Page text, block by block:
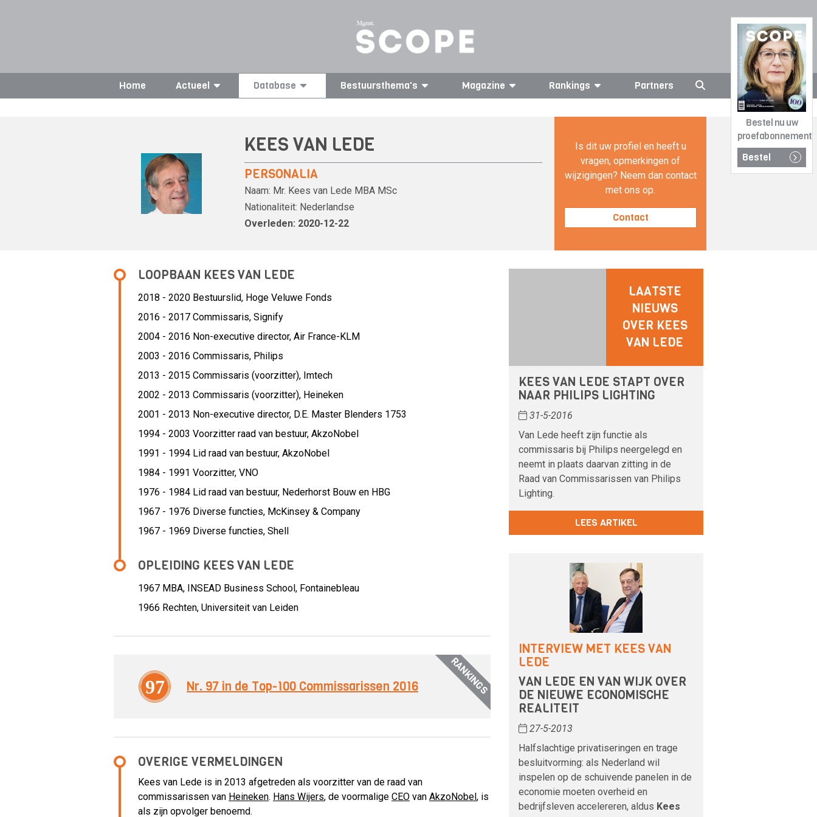
Bestel nu uw
proefabonnement
Bestel
Home Actueel Database Bestuursthema's Magazine Rankings Partners
KEES VAN LEDE
PERSONALIA
Naam: Mr. Kees van Lede MBA MSc
Nationaliteit: Nederlandse
Overleden: 2020-12-22
Is dit uw profiel en heeft u
vragen, opmerkingen of
wijzigingen? Neem dan contact
met ons op.
Contact
LOOPBAAN KEES VAN LEDE
2018 - 2020 Bestuurslid, Hoge Veluwe Fonds
2016 - 2017 Commissaris, Signify
2004 - 2016 Non-executive director, Air France-KLM
2003 - 2016 Commissaris, Philips
2013 - 2015 Commissaris (voorzitter), Imtech
2002 - 2013 Commissaris (voorzitter), Heineken
2001 - 2013 Non-executive director, D.E. Master Blenders 1753
1994 - 2003 Voorzitter raad van bestuur, AkzoNobel
1991 - 1994 Lid raad van bestuur, AkzoNobel
1984 - 1991 Voorzitter, VNO
1976 - 1984 Lid raad van bestuur, Nederhorst Bouw en HBG
1967 - 1976 Diverse functies, McKinsey & Company
1967 - 1969 Diverse functies, Shell
OPLEIDING KEES VAN LEDE
1967 MBA, INSEAD Business School, Fontainebleau
1966 Rechten, Universiteit van Leiden
RANKINGS
97 Nr. 97 in de Top-100 Commissarissen 2016
OVERIGE VERMELDINGEN
Kees van Lede is in 2013 afgetreden als voorzitter van de raad van
commissarissen van Heineken. Hans Wijers, de voormalige CEO van AkzoNobel, is
als zijn opvolger benoemd.
LAATSTE
NIEUWS
OVER KEES
VAN LEDE
KEES VAN LEDE STAPT OVER
NAAR PHILIPS LIGHTING
31-5-2016
Van Lede heeft zijn functie als
commissaris bij Philips neergelegd en
neemt in plaats daarvan zitting in de
Raad van Commissarissen van Philips
Lighting.
LEES ARTIKEL
INTERVIEW MET KEES VAN
LEDE
VAN LEDE EN VAN WIJK OVER
DE NIEUWE ECONOMISCHE
REALITEIT
27-5-2013
Halfslachtige privatiseringen en trage
besluitvorming: als Nederland wil
inspelen op de schuivende panelen in de
economie moeten overheid en
bedrijfsleven accelereren, aldus Kees